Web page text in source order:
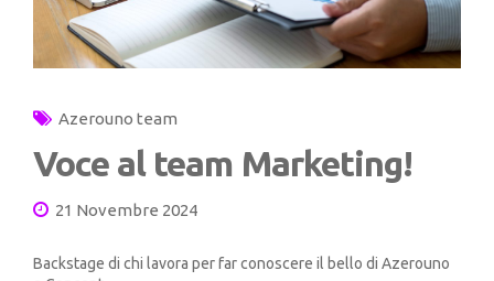
Azerouno team
Voce al team Marketing!
21 Novembre 2024
Backstage di chi lavora per far conoscere il bello di Azerouno